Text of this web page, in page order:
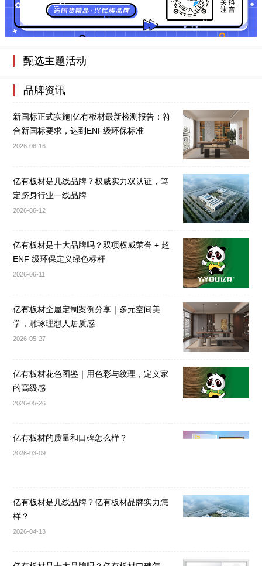
甄选主题活动
品牌资讯
新国标正式实施|亿有板材最新检测报告：符
合新国标要求，达到ENF级环保标准
2026-06-16
亿有板材是几线品牌？权威实力双认证，笃
定跻身行业一线品牌
2026-06-12
亿有板材是十大品牌吗？双项权威荣誉 + 超
ENF 级环保定义绿色标杆
2026-06-11
亿有板材全屋定制案例分享｜多元空间美
学，雕琢理想人居质感
2026-05-27
亿有板材花色图鉴｜用色彩与纹理，定义家
的高级感
2026-05-26
亿有板材的质量和口碑怎么样？
2026-03-09
亿有板材是几线品牌？亿有板材品牌实力怎
样？
2026-04-13